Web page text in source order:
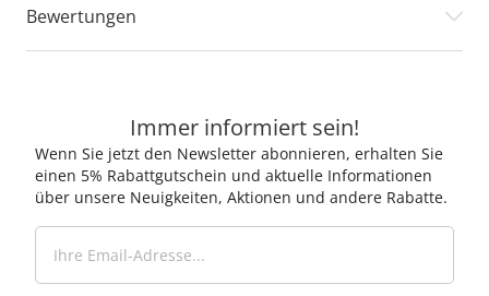
Bewertungen
Immer informiert sein!
Wenn Sie jetzt den Newsletter abonnieren, erhalten Sie
einen 5% Rabattgutschein und aktuelle Informationen
über unsere Neuigkeiten, Aktionen und andere Rabatte.